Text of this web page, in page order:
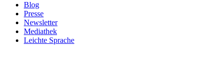
Blog
Presse
Newsletter
Mediathek
Leichte Sprache